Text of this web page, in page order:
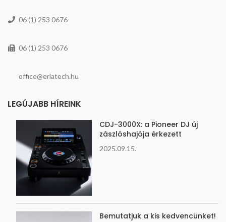
06 (1) 253 0676
06 (1) 253 0676
office@erlatech.hu
LEGÚJABB HÍREINK
CDJ-3000X: a Pioneer DJ új
zászlóshajója érkezett
2025.09.15.
Bemutatjuk a kis kedvencünket!